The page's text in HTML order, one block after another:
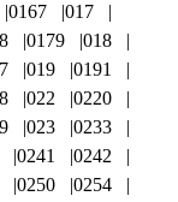
0167
017
0179
018
019
0191
022
0220
023
0233
0241
0242
0250
0254